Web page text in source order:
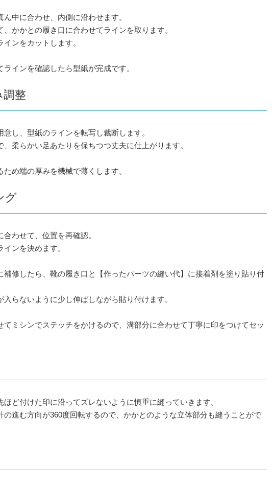
中に合わせ、内側に沿わせます。
かかとの履き口に合わせてラインを取ります。
ンをカットします。
インを確認したら型紙が完成です。
調整
し、型紙のラインを転写し裁断します。
柔らかい足あたりを保ちつつ丈夫に仕上がります。
め端の厚みを機械で薄くします。
グ
わせて、位置を再確認。
ンを決めます。
補修したら、靴の履き口と【作ったパーツの縫い代】に接着剤を塗り貼り付
らないように少し伸ばしながら貼り付けます。
てミシンでステッチをかけるので、溝部分に合わせて丁寧に印をつけてセッ
ど付けた印に沿ってズレないように慎重に縫っていきます。
の進む方向が360度回転するので、かかとのような立体部分も縫うことがで